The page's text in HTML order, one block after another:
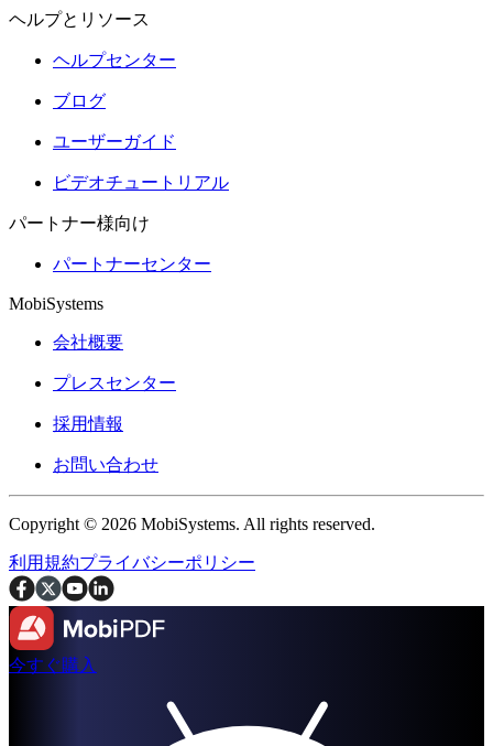
ヘルプとリソース
ヘルプセンター
ブログ
ユーザーガイド
ビデオチュートリアル
パートナー様向け
パートナーセンター
MobiSystems
会社概要
プレスセンター
採用情報
お問い合わせ
Copyright © 2026 MobiSystems. All rights reserved.
利用規約プライバシーポリシー
今すぐ購入